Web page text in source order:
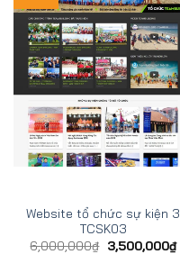
Website tổ chức sự kiện 3
TCSK03
6,000,000₫ 3,500,000₫